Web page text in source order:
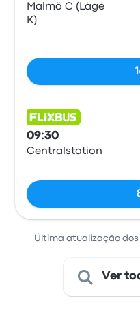
Malmö C (Läge
K)
09:30
Centralstation
Última atualização dos
Ver